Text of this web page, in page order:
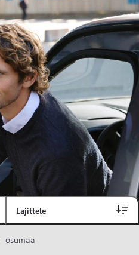
Lajittele
osumaa